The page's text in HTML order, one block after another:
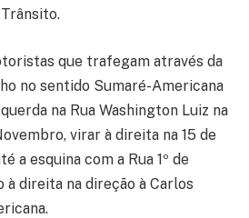
que trafegam através da
no sentido Sumaré-Americana
na Rua Washington Luiz na
virar à direita na 15 de
a esquina com a Rua 1º de
à direita na direção à Carlos